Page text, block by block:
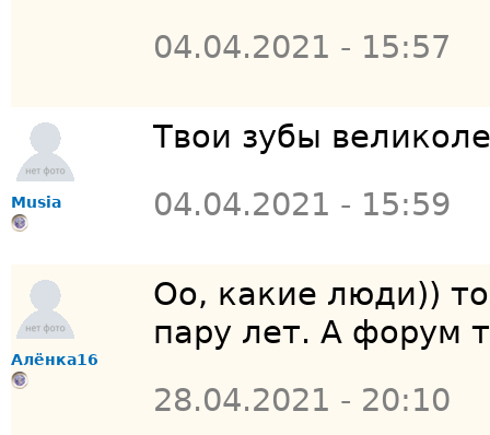
04.04.2021 - 15:57
Musia
Твои зубы
04.04.2021 - 15:59
Алёнка16
Оо, какие люди))
пару лет. А форум
28.04.2021 - 20:10